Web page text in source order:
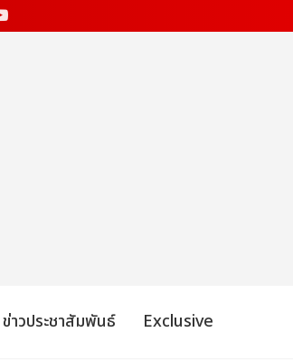
ข่าวประชาสัมพันธ์ Exclusive